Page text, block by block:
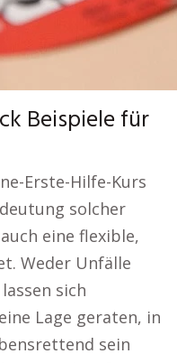
Beispiele für
Erste-Hilfe-Kurs
solcher
eine flexible,
Weder Unfälle
sich
Lage geraten, in
sein